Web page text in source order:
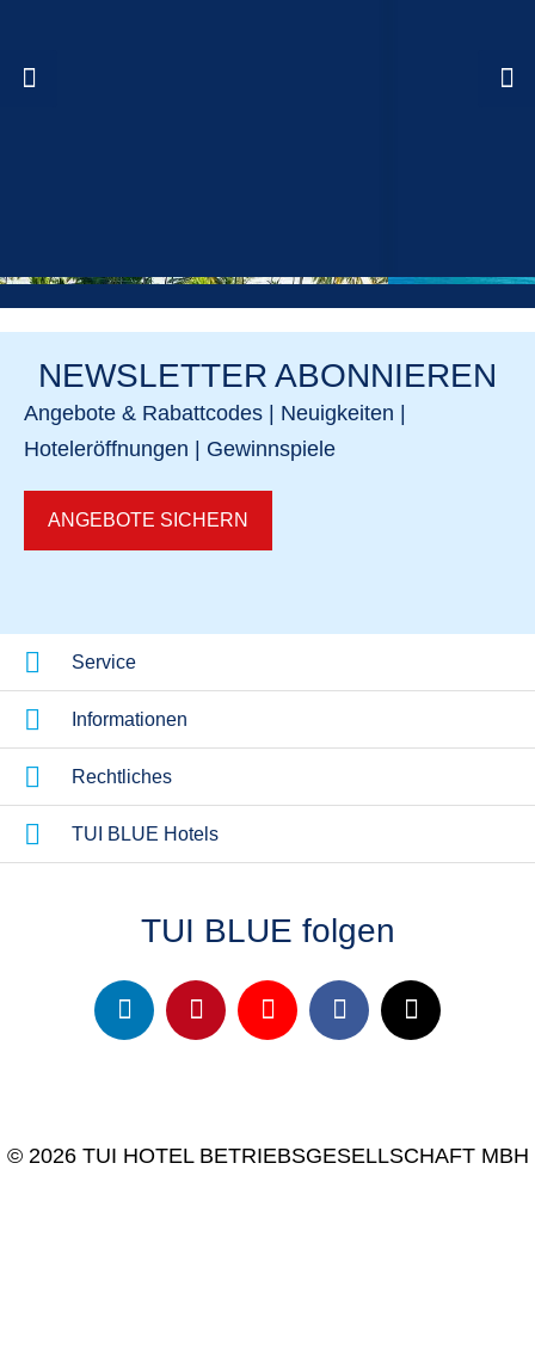
Jetzt entdecken
NEWSLETTER ABONNIEREN
Angebote & Rabattcodes | Neuigkeiten |
Hoteleröffnungen | Gewinnspiele
ANGEBOTE SICHERN
Service
Informationen
Rechtliches
TUI BLUE Hotels
TUI BLUE folgen
© 2026 TUI HOTEL BETRIEBSGESELLSCHAFT MBH